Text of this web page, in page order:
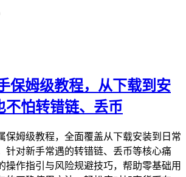
保姆级教程，从下载到安
不怕转错链、丢币
保姆级教程，全面覆盖从下载安装到日常
针对新手常遇的转错链、丢币等核心痛
操作指引与风险规避技巧，帮助零基础用